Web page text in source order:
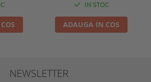
IN STOC
ADAUGA IN COS
NEWSLETTER